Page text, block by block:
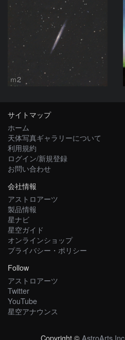
ｍ2
サイトマップ
ホーム
天体写真ギャラリーについて
利用規約
ログイン/新規登録
お問い合わせ
会社情報
アストロアーツ
製品情報
星ナビ
星空ガイド
オンラインショップ
プライバシー・ポリシー
Follow
アストロアーツ
Twitter
YouTube
星空アナウンス
Copyright © AstroArts Inc